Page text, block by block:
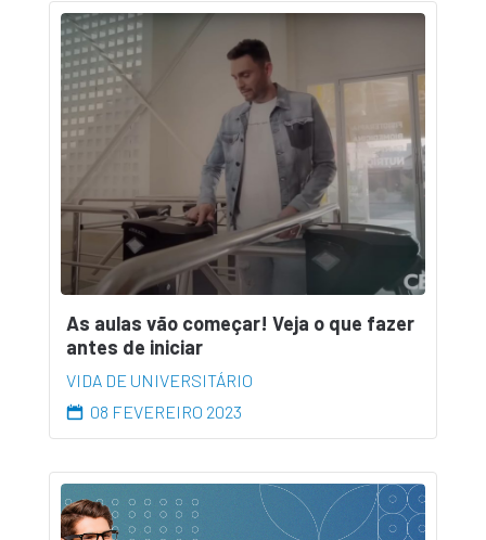
As aulas vão começar! Veja o que fazer
antes de iniciar
VIDA DE UNIVERSITÁRIO
08 FEVEREIRO 2023